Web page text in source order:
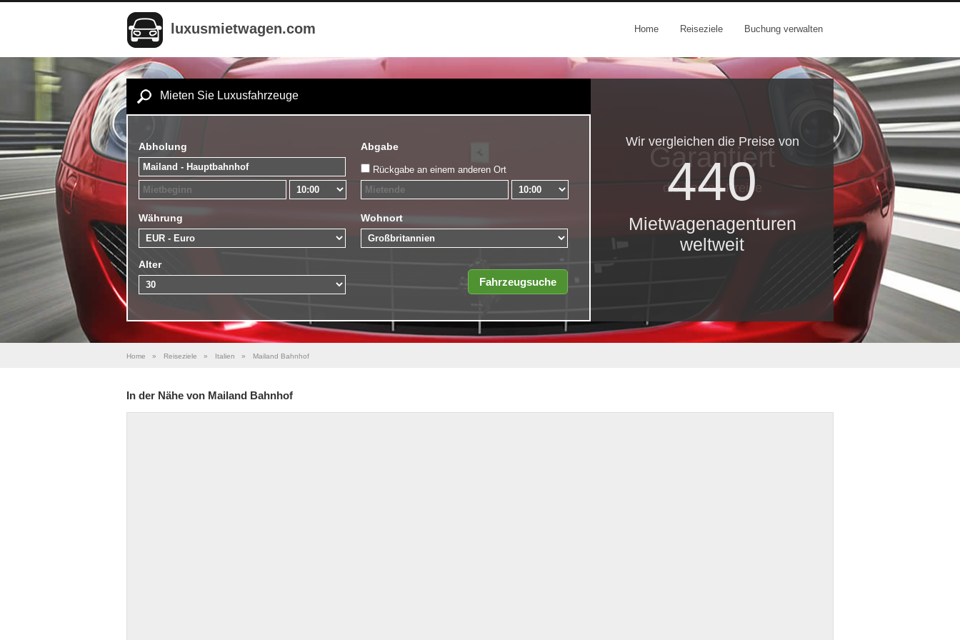
luxusmietwagen.com Home Reiseziele Buchung verwalten
Mieten Sie Luxusfahrzeuge
Abholung Abgabe
Rückgabe an einem anderen Ort
Währung Wohnort
Alter
Wir vergleichen die Preise von
440
Mietwagenagenturen
weltweit
Garantiert
die besten Preise
Home » Reiseziele » Italien » Mailand Bahnhof
In der Nähe von Mailand Bahnhof